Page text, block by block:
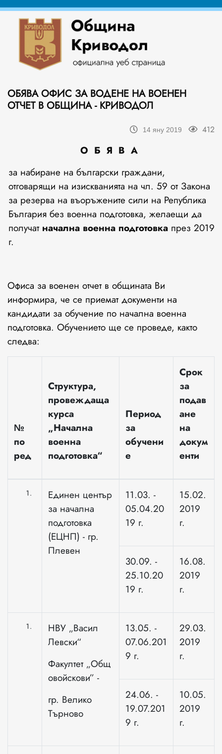
ОБЯВА ОФИС ЗА ВОДЕНЕ НА ВОЕНЕН
ОТЧЕТ В ОБЩИНА - КРИВОДОЛ
14 яну 2019 412
О Б Я В А
за набиране на български граждани,
отговарящи на изискванията на чл. 59 от Закона
за резерва на въоръжените сили на Република
България без военна подготовка, желаещи да
получат начална военна подготовкапрез 2019
г.
Офиса за военен отчет в общината Ви
информира, че се приемат документи на
кандидати за обучение по начална военна
подготовка. Обучението ще се проведе, както
следва:
№
по
ред
Структура,
провеждаща
курса
„Начална
военна
подготовка“
Период
за
обучени
е
Срок
за
подав
ане
на
докум
енти
Единен център
за начална
подготовка
(ЕЦНП) - гр.
Плевен
11.03. -
05.04.20
19 г.
15.02.
2019
г.
30.09. -
25.10.20
19 г.
16.08.
2019
г.
НВУ „Васил
Левски“
Факултет „Общ
овойскови” -
гр. Велико
Търново
13.05. -
07.06.201
9 г.
29.03.
2019
г.
24.06. -
19.07.201
9 г.
10.05.
2019
г.